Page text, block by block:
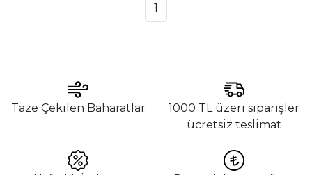
1
Taze Çekilen Baharatlar
1000 TL üzeri siparişler
ücretsiz teslimat